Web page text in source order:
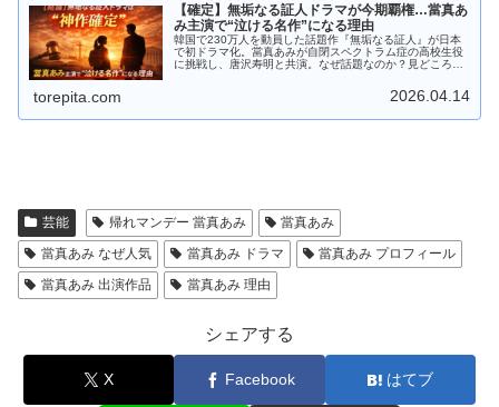
【確定】無垢なる証人ドラマが今期覇権…當真あ
み主演で“泣ける名作”になる理由
韓国で230万人を動員した話題作『無垢なる証人』が日本
で初ドラマ化。當真あみが自閉スペクトラム症の高校生役
に挑戦し、唐沢寿明と共演。なぜ話題なのか？見どころ・
torepita.com 2026.04.14
芸能 帰れマンデー 當真あみ
當真あみ
當真あみ なぜ人気
當真あみ ドラマ
當真あみ プロフィール
當真あみ 出演作品
當真あみ 理由
シェアする
X Facebook はてブ